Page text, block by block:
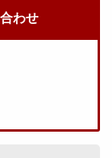
わせ